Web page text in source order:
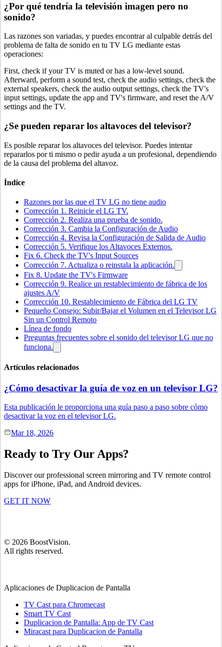
¿Por qué tendría la televisión imagen pero no
sonido?
Las razones son variadas, y puedes encontrar al culpable detrás del
problema de falta de sonido en tu TV LG mediante estas
operaciones:
First, check if your TV is muted or has a low-level sound.
Afterward, perform a sound test, check the audio settings, check the
external speakers, check the audio output settings, check the TV's
input settings, update the app and TV's firmware, and reset the A/V
settings and the TV.
¿Se pueden reparar los altavoces del televisor?
Es posible reparar los altavoces del televisor. Puedes intentar
repararlos por ti mismo o pedir ayuda a un profesional, dependiendo
de la causa del problema del altavoz.
Índice
Razones por las que el TV LG no tiene audio
Corrección 1. Reinicie el LG TV.
Corrección 2. Realiza una prueba de sonido.
Corrección 3. Cambia la Configuración de Audio
Corrección 4. Revisa la Configuración de Salida de Audio
Corrección 5. Verifique los Altavoces Externos.
Fix 6. Check the TV's Input Sources
Corrección 7. Actualiza o reinstala la aplicación.
Fix 8. Update the TV's Firmware
Corrección 9. Realice un restablecimiento de fábrica de los
ajustes A/V
Corrección 10. Restablecimiento de Fábrica del LG TV
Pequeño Consejo: Subir/Bajar el Volumen en el Televisor LG
Sin un Control Remoto
Línea de fondo
Preguntas frecuentes sobre el sonido del televisor LG que no
funciona.
Artículos relacionados
¿Cómo desactivar la guía de voz en un televisor LG?
Esta publicación le proporciona una guía paso a paso sobre cómo
desactivar la voz en el televisor LG.
Mar 18, 2026
Ready to Try Our Apps?
Discover our professional screen mirroring and TV remote control
apps for iPhone, iPad, and Android devices.
GET IT NOW
© 2026 BoostVision.
All rights reserved.
Aplicaciones de Duplicacion de Pantalla
TV Cast para Chromecast
Smart TV Cast
Duplicacion de Pantalla: App de TV Cast
Miracast para Duplicacion de Pantalla